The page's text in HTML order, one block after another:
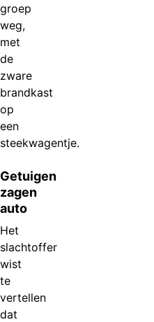
groep
weg,
met
de
zware
brandkast
op
een
steekwagentje.
Getuigen
zagen
auto
Het
slachtoffer
wist
te
vertellen
dat